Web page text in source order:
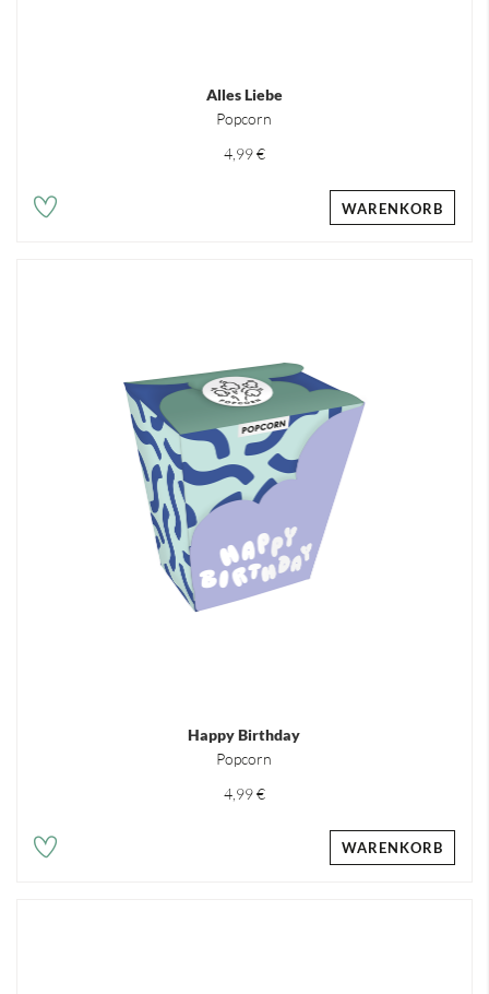
Alles Liebe
Popcorn
4,99 €
WARENKORB
Happy Birthday
Popcorn
4,99 €
WARENKORB